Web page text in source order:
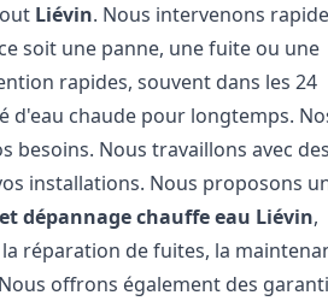
Liévin. Nous intervenons
soit une panne, une fuite ou une
rapides, souvent dans les 24
d'eau chaude pour longtemps.
Nous travaillons avec des
installations. Nous proposons
dépannage chauffe eau Liévin,
réparation de fuites, la
offrons également des